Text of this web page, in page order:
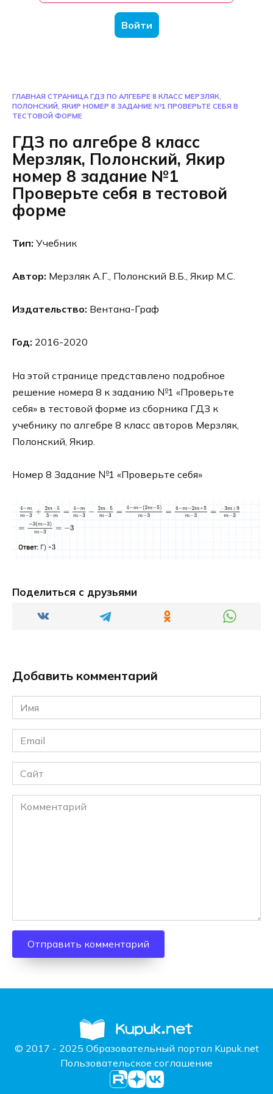
Войти
ГЛАВНАЯ СТРАНИЦА ГДЗ ПО АЛГЕБРЕ 8 КЛАСС МЕРЗЛЯК,
ПОЛОНСКИЙ, ЯКИР НОМЕР 8 ЗАДАНИЕ №1 ПРОВЕРЬТЕ СЕБЯ В
ТЕСТОВОЙ ФОРМЕ
ГДЗ по алгебре 8 класс
Мерзляк, Полонский, Якир
номер 8 задание №1
Проверьте себя в тестовой
форме
Тип: Учебник
Автор: Мерзляк А.Г., Полонский В.Б., Якир М.С.
Издательство: Вентана-Граф
Год: 2016-2020
На этой странице представлено подробное
решение номера 8 к заданию №1 «Проверьте
себя» в тестовой форме из сборника ГДЗ к
учебнику по алгебре 8 класс авторов Мерзляк,
Полонский, Якир.
Номер 8 Задание №1 «Проверьте себя»
Поделиться с друзьями
Добавить комментарий
Имя
*
Email
*
Сайт
Комментарий
© 2017 - 2025 Образовательный портал Kupuk.net
Пользовательское соглашение